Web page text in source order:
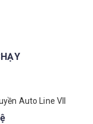
Auto Line VII